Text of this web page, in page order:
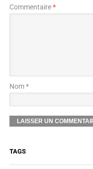
Commentaire*
Nom *
TAGS